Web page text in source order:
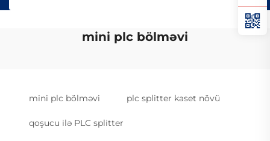
mini plc bölməvi
mini plc bölməvi plc splitter kaset növü
qoşucu ilə PLC splitter